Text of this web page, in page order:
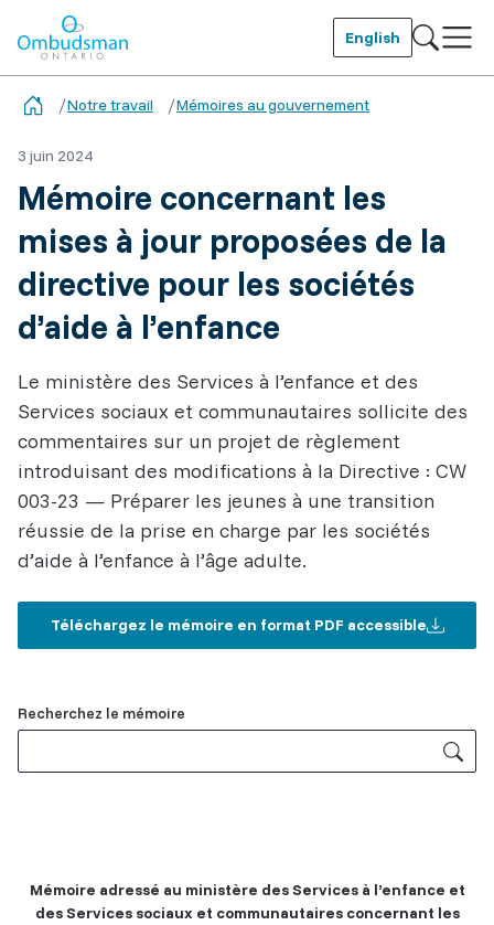
content
English
Notre travail Mémoires au gouvernement
3 juin 2024
Mémoire concernant les
mises à jour proposées de la
directive pour les sociétés
d’aide à l’enfance
Le ministère des Services à l’enfance et des
Services sociaux et communautaires sollicite des
commentaires sur un projet de règlement
introduisant des modifications à la Directive : CW
003-23 — Préparer les jeunes à une transition
réussie de la prise en charge par les sociétés
d’aide à l’enfance à l’âge adulte.
Téléchargez le mémoire en format PDF accessible
Related
Content
Recherchez le mémoire
Mémoire adressé au ministère des Services à l’enfance et
des Services sociaux et communautaires concernant les